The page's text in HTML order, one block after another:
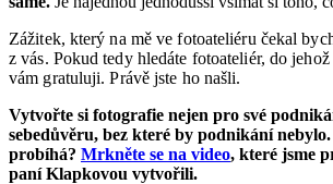
Zážitek, který na mě ve fotoateliéru čekal
z vás. Pokud tedy hledáte fotoateliér, do
vám gratuluji. Právě jste ho našli.
Vytvořte si fotografie nejen pro své
sebedůvěru, bez které by podnikání
probíhá? Mrkněte se na video, které jsme
paní Klapkovou vytvořili.